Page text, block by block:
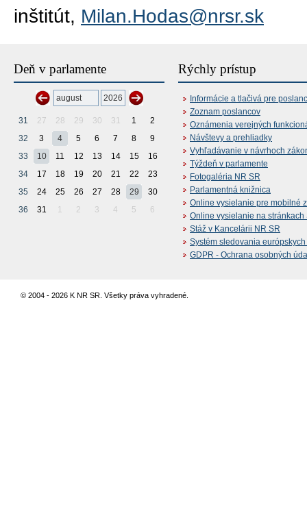
inštitút, Milan.Hodas@nrsr.sk
Deň v parlamente
31 27 28 29 30 31 1
2
32
3 4 5 6 7 8
9
33
10 11 12 13 14 15
16
34
17 18 19 20 21 22
23
35
24 25 26 27 28 29
30
36
31 1 2 3 4 5 6
Rýchly prístup
Informácie a tlačivá pre
Zoznam poslancov
Oznámenia verejných
Návštevy a prehliadky
Vyhľadávanie v návrhoch
Týždeň v parlamente
Fotogaléria NR SR
Parlamentná knižnica
Online vysielanie pre mobilné
Online vysielanie na stránkach
Stáž v Kancelárii NR SR
Systém sledovania
GDPR - Ochrana osobných
© 2004 - 2026 K NR SR. Všetky práva vyhradené.